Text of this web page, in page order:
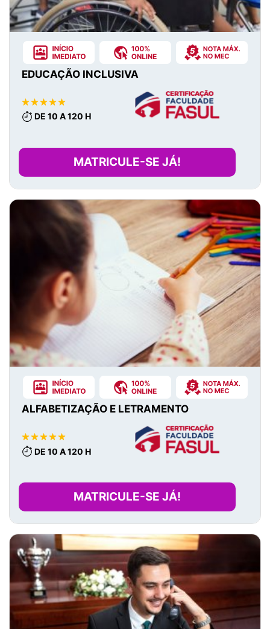
EDUCAÇÃO INCLUSIVA
DE 10 A 120 H
MATRICULE-SE JÁ!
ALFABETIZAÇÃO E LETRAMENTO
DE 10 A 120 H
MATRICULE-SE JÁ!